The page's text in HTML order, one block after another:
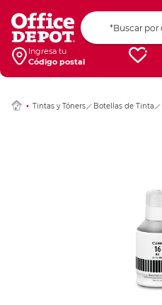
Ingresa tu
Código postal
Tintas y Tóners Botellas de Tinta